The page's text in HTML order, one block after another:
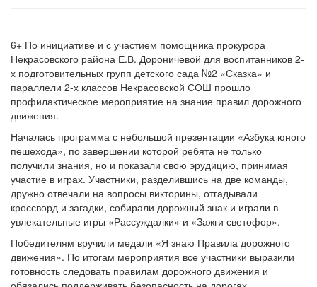
6+ По инициативе и с участием помощника прокурора
Некрасовского района Е.В. Дороничевой для воспитанников 2-
х подготовительных групп детского сада №2 «Сказка» и
параллели 2-х классов Некрасовской СОШ прошло
профилактическое мероприятие на знание правил дорожного
движения.
Началась программа с небольшой презентации «Азбука юного
пешехода», по завершении которой ребята не только
получили знания, но и показали свою эрудицию, принимая
участие в играх. Участники, разделившись на две команды,
дружно отвечали на вопросы викторины, отгадывали
кроссворд и загадки, собирали дорожный знак и играли в
увлекательные игры «Рассуждалки» и «Зажги светофор».
Победителям вручили медали «Я знаю Правила дорожного
движения». По итогам мероприятия все участники выразили
готовность следовать правилам дорожного движения и